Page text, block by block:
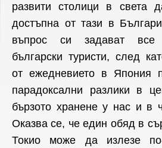
развити столици в света
достъпна от тази в
въпрос си задават все
български туристи, след
от ежедневието в Япония
парадоксални разлики в
бързото хранене у нас и в
Оказва се, че един обяд в
Токио може да излезе по-